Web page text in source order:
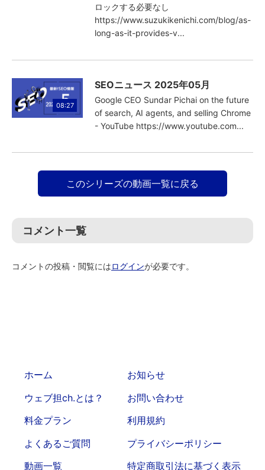
ロックする必要なし
https://www.suzukikenichi.com/blog/as-
long-as-it-provides-v...
08:27
SEOニュース 2025年05月
Google CEO Sundar Pichai on the future
of search, AI agents, and selling Chrome
- YouTube https://www.youtube.com...
このシリーズの動画一覧に戻る
コメント一覧
コメントの投稿・閲覧にはログインが必要です。
ホーム
ウェブ担ch.とは？
料金プラン
よくあるご質問
動画一覧
お知らせ
お問い合わせ
利用規約
プライバシーポリシー
特定商取引法に基づく表示